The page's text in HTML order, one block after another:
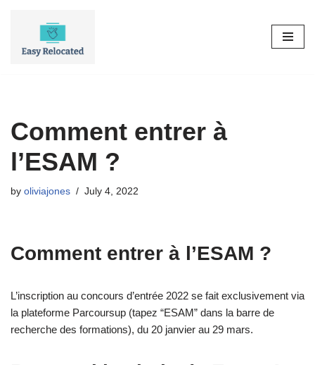
Comment entrer à
l’ESAM ?
by oliviajones July 4, 2022
Comment entrer à l’ESAM ?
L’inscription au concours d’entrée 2022 se fait exclusivement via
la plateforme Parcoursup (tapez “ESAM” dans la barre de
recherche des formations), du 20 janvier au 29 mars.